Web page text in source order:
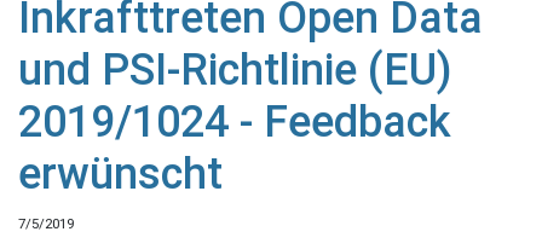
Inkrafttreten Open Data
und PSI-Richtlinie (EU)
2019/1024 - Feedback
erwünscht
7/5/2019